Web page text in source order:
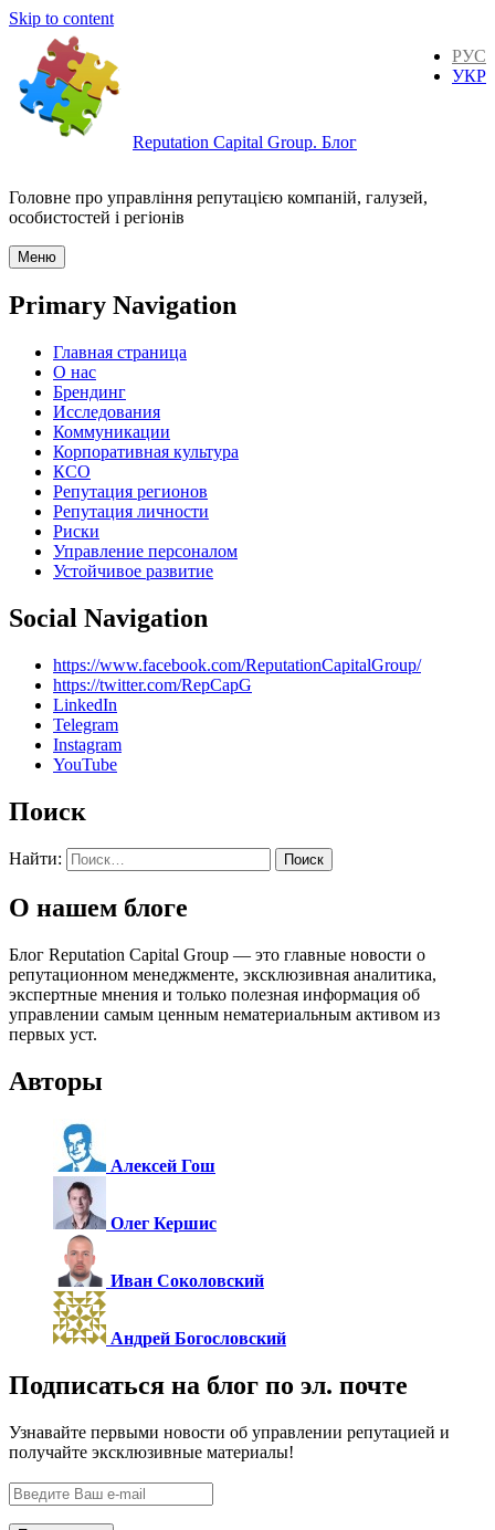
Skip to content
Reputation Capital Group. Блог
РУС
УКР
Головне про управління репутацією компаній, галузей,
особистостей і регіонів
Меню
Primary Navigation
Главная страница
О нас
Брендинг
Исследования
Коммуникации
Корпоративная культура
КСО
Репутация регионов
Репутация личности
Риски
Управление персоналом
Устойчивое развитие
Social Navigation
https://www.facebook.com/ReputationCapitalGroup/
https://twitter.com/RepCapG
LinkedIn
Telegram
Instagram
YouTube
Поиск
Найти:
О нашем блоге
Блог Reputation Capital Group — это главные новости о
репутационном менеджменте, эксклюзивная аналитика,
экспертные мнения и только полезная информация об
управлении самым ценным нематериальным активом из
первых уст.
Авторы
Алексей Гош
Олег Кершис
Иван Соколовский
Андрей Богословский
Подписаться на блог по эл. почте
Узнавайте первыми новости об управлении репутацией и
получайте эксклюзивные материалы!